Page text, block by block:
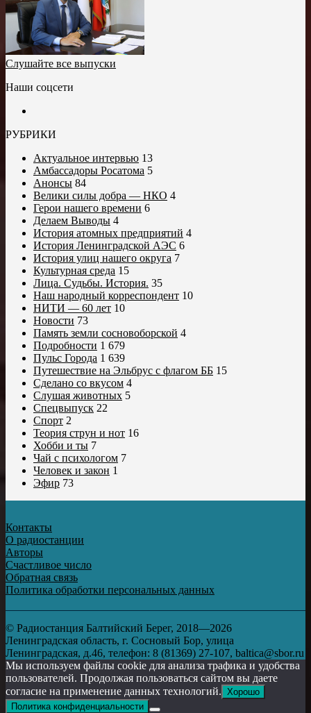
Слушайте все выпуски
Наши соцсети
РУБРИКИ
Актуальное интервью 13
Амбассадоры Росатома 5
Анонсы 84
Велики силы добра — НКО 4
Герои нашего времени 6
Делаем Выводы 4
История атомных предприятий 4
История Ленинградской АЭС 6
История улиц нашего округа 7
Культурная среда 15
Лица. Судьбы. История. 35
Наш народный корреспондент 10
НИТИ — 60 лет 10
Новости 73
Память земли сосновоборской 4
Подробности 1 679
Пульс Города 1 639
Путешествие на Эльбрус с флагом ББ 15
Сделано со вкусом 4
Слушая животных 5
Спецвыпуск 22
Спорт 2
Теория струн и нот 16
Хобби и ты 7
Чай с психологом 7
Человек и закон 1
Эфир 73
Контакты
О радиостанции
Авторы
Счастливое число
Обратная связь
Политика обработки персональных данных
© Радиостанция Балтийский Берег, 2018—2026
Ленинградская область, г. Сосновый Бор, улица
Ленинградская, д.46, телефон: 8 (81369) 27-107, baltica@sbor.ru
Мы используем файлы cookie для анализа трафика и удобства
пользователей. Продолжая пользоваться сайтом вы даете
согласие на применение данных технологий. Хорошо
Политика конфиденциальности